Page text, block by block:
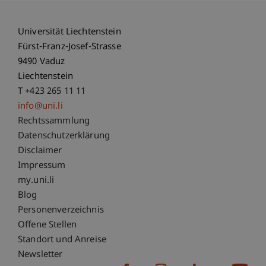
Universität Liechtenstein
Fürst-Franz-Josef-Strasse
9490 Vaduz
Liechtenstein
T +423 265 11 11
info@uni.li
Fußzeile Rechtliche Hinweise
Rechtssammlung
Datenschutzerklärung
Disclaimer
Impressum
Fußzeile Subdomain-Verzeichnis
my.uni.li
Blog
Personenverzeichnis
Offene Stellen
Standort und Anreise
Newsletter